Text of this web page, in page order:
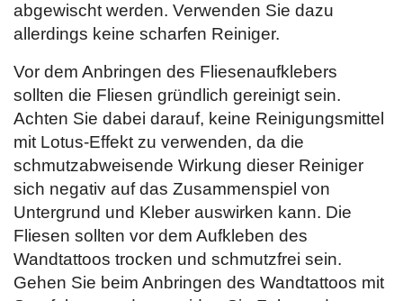
abgewischt werden. Verwenden Sie dazu
allerdings keine scharfen Reiniger.
Vor dem Anbringen des Fliesenaufklebers
sollten die Fliesen gründlich gereinigt sein.
Achten Sie dabei darauf, keine Reinigungsmittel
mit Lotus-Effekt zu verwenden, da die
schmutzabweisende Wirkung dieser Reiniger
sich negativ auf das Zusammenspiel von
Untergrund und Kleber auswirken kann. Die
Fliesen sollten vor dem Aufkleben des
Wandtattoos trocken und schmutzfrei sein.
Gehen Sie beim Anbringen des Wandtattoos mit